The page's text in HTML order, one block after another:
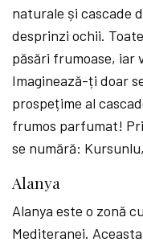
naturale și cascade
desprinzi ochii.
păsări frumoase, iar
Imaginează-ți doar
prospețime al
frumos parfumat!
se numără:
Alanya
Alanya este o zonă
Mediteranei.